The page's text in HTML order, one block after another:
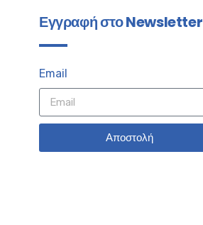
Εγγραφή στο Newsletter
Email
Αποστολή